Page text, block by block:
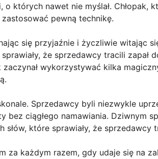
których nawet nie myślał. Chłopak,
pewną technikę.
się przyjaźnie i życzliwie witając
że sprzedawcy tracili zapał
wykorzystywać kilka
Sprzedawcy byli niezwykle
bez ciągłego namawiania. Dziwnym
które sprawiały, że sprzedawcy
za każdym razem, gdy udaje się na